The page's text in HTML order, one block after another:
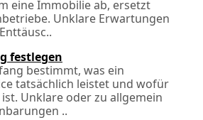
eine Immobilie ab, ersetzt
Unklare Erwartungen
festlegen
bestimmt, was ein
tatsächlich leistet und wofür
Unklare oder zu allgemein
..